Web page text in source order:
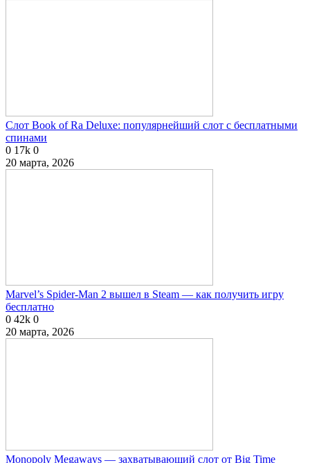
Слот Book of Ra Deluxe: популярнейший слот с бесплатными
спинами
0 17k 0
20 марта, 2026
Marvel’s Spider-Man 2 вышел в Steam — как получить игру
бесплатно
0 42k 0
20 марта, 2026
Monopoly Megaways — захватывающий слот от Big Time